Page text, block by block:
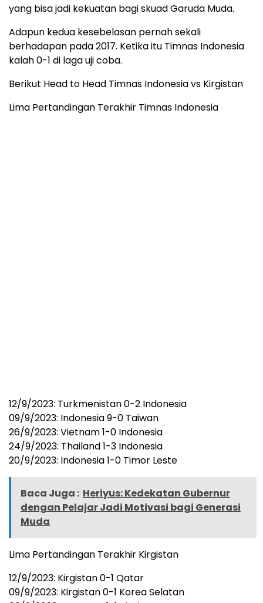
yang bisa jadi kekuatan bagi skuad Garuda Muda.
Adapun kedua kesebelasan pernah sekali
berhadapan pada 2017. Ketika itu Timnas Indonesia
kalah 0-1 di laga uji coba.
Berikut Head to Head Timnas Indonesia vs Kirgistan
Lima Pertandingan Terakhir Timnas Indonesia
12/9/2023: Turkmenistan 0-2 Indonesia
09/9/2023: Indonesia 9-0 Taiwan
26/9/2023: Vietnam 1-0 Indonesia
24/9/2023: Thailand 1-3 Indonesia
20/9/2023: Indonesia 1-0 Timor Leste
Baca Juga : Heriyus: Kedekatan Gubernur
dengan Pelajar Jadi Motivasi bagi Generasi
Muda
Lima Pertandingan Terakhir Kirgistan
12/9/2023: Kirgistan 0-1 Qatar
09/9/2023: Kirgistan 0-1 Korea Selatan